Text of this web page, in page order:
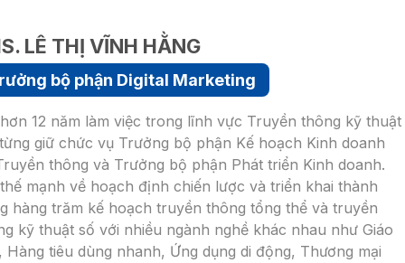
LÊ THỊ VĨNH HẰNG
bộ phận Digital Marketing
12 năm làm việc trong lĩnh vực Truyền thông kỹ thuật
giữ chức vụ Trưởng bộ phận Kế hoạch Kinh doanh
thông và Trưởng bộ phận Phát triển Kinh doanh.
mạnh về hoạch định chiến lược và triển khai thành
hàng trăm kế hoạch truyền thông tổng thể và truyền
kỹ thuật số với nhiều ngành nghề khác nhau như Giáo
Hàng tiêu dùng nhanh, Ứng dụng di động, Thương mại